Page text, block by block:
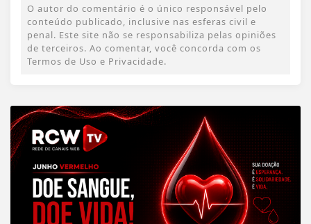
O autor do comentário é o único responsável pelo
conteúdo publicado, inclusive nas esferas civil e
penal. Este site não se responsabiliza pelas opiniões
de terceiros. Ao comentar, você concorda com os
Termos de Uso e Privacidade.